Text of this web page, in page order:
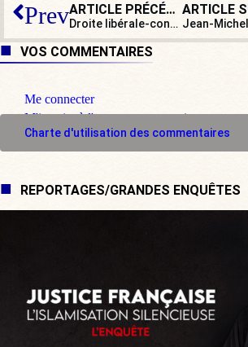
Prev ARTICLE PRÉCÉDENT
Droite libérale-conservatrice : stupeur et tremblements
VOS COMMENTAIRES
Me connecter
M'inscrire à l'espace commentaire
Charte d'utilisation des commentaires
REPORTAGES/GRANDES ENQUÊTES